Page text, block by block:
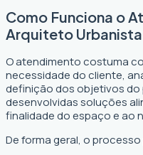
Como Funciona o
Arquiteto
O atendimento costuma
necessidade do cliente,
definição dos objetivos do
desenvolvidas soluções
finalidade do espaço e ao
De forma geral, o